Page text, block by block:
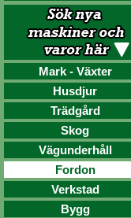
Mark - Växter
Husdjur
Trädgård
Skog
Vägunderhåll
Fordon
Verkstad
Bygg